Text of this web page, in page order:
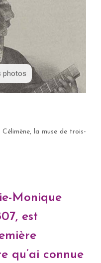
photos
Célimène, la muse de trois-
Monique
est
qu’ai connue